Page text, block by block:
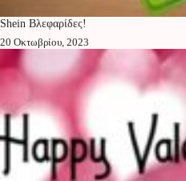
Shein Βλεφαρίδες!
20 Οκτωβρίου, 2023